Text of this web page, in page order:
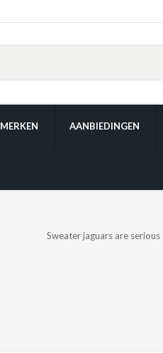
MERKEN AANBIEDINGEN
Sweater jaguars are